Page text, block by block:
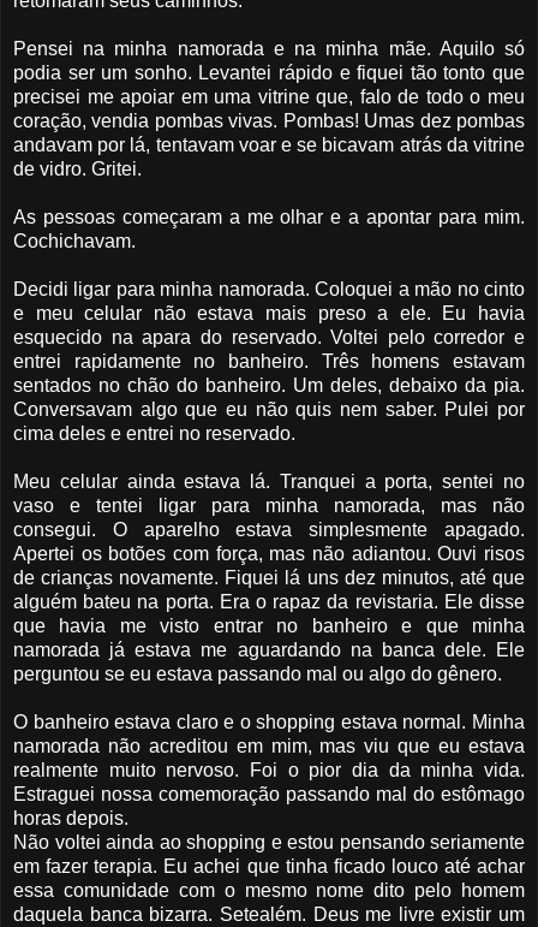
Pensei na minha namorada e na minha mãe. Aquilo só
podia ser um sonho. Levantei rápido e fiquei tão tonto que
precisei me apoiar em uma vitrine que, falo de todo o meu
coração, vendia pombas vivas. Pombas! Umas dez pombas
andavam por lá, tentavam voar e se bicavam atrás da vitrine
de vidro. Gritei.
As pessoas começaram a me olhar e a apontar para mim.
Cochichavam.
Decidi ligar para minha namorada. Coloquei a mão no cinto
e meu celular não estava mais preso a ele. Eu havia
esquecido na apara do reservado. Voltei pelo corredor e
entrei rapidamente no banheiro. Três homens estavam
sentados no chão do banheiro. Um deles, debaixo da pia.
Conversavam algo que eu não quis nem saber. Pulei por
cima deles e entrei no reservado.
Meu celular ainda estava lá. Tranquei a porta, sentei no
vaso e tentei ligar para minha namorada, mas não
consegui. O aparelho estava simplesmente apagado.
Apertei os botões com força, mas não adiantou. Ouvi risos
de crianças novamente. Fiquei lá uns dez minutos, até que
alguém bateu na porta. Era o rapaz da revistaria. Ele disse
que havia me visto entrar no banheiro e que minha
namorada já estava me aguardando na banca dele. Ele
perguntou se eu estava passando mal ou algo do gênero.
O banheiro estava claro e o shopping estava normal. Minha
namorada não acreditou em mim, mas viu que eu estava
realmente muito nervoso. Foi o pior dia da minha vida.
Estraguei nossa comemoração passando mal do estômago
horas depois.
Não voltei ainda ao shopping e estou pensando seriamente
em fazer terapia. Eu achei que tinha ficado louco até achar
essa comunidade com o mesmo nome dito pelo homem
daquela banca bizarra. Setealém. Deus me livre existir um